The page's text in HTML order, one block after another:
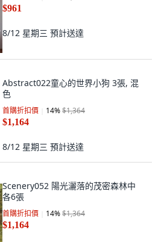
$961
8/12 星期三 預計送達
Abstract022童心的世界小狗 3張, 混
色
首購折扣價 14%$1,364
$1,164
8/12 星期三 預計送達
Scenery052 陽光灑落的茂密森林中
各6張
首購折扣價 14%$1,364
$1,164